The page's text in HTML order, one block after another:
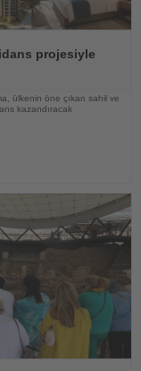
projesiyle
ülkenin öne çıkan sahil ve
kazandıracak